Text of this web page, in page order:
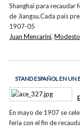
Shanghai para recaudar
de Jiangsu.Cada país
1907-05
Juan Mencarini,
STAND ESPAÑOL EN UN
En mayo de 1907 se
feria con el fin de